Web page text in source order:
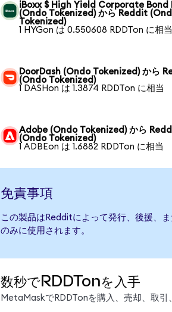
iBoxx $ High Yield Corporate Bond
(Ondo Tokenized) から Reddit
Tokenized)
1 HYGon は 0.550608 RDDTon に相当
DoorDash (Ondo Tokenized) から
(Ondo Tokenized)
1 DASHon は 1.3874 RDDTon に相当
Adobe (Ondo Tokenized) から
(Ondo Tokenized)
1 ADBEon は 1.6882 RDDTon に相当
免責事項
この製品はRedditによって発行、後援、
のみに使用されます。
数秒でRDDTonを入手
MetaMaskでRDDTonを購入、売却、取引